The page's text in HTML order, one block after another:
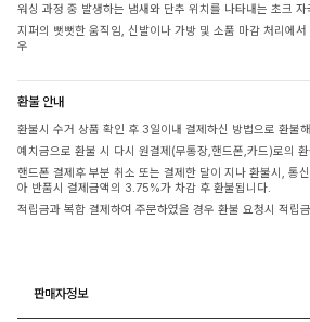
워싱 과정 중 발생하는 냄새와 단추 위치를 나타내는 초크 자
지퍼의 뻣뻣한 움직임, 신발이나 가방 및 소품 마감 처리에
우
환불 안내
환불시 수거 상품 확인 후 3일이내 결제하신 방법으로 환불
예치금으로 환불 시 다시 원결제(무통장,핸드폰,카드)로의 환
핸드폰 결제후 부분 취소 또는 결제한 달이 지나 환불시, 통
아 반품시 결제금액의 3.75%가 차감 후 환불됩니다.
적립금과 복합 결제하여 주문하였을 경우 환불 요청시 적립
판매자정보